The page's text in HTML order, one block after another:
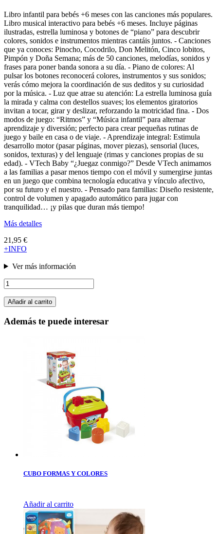
Libro infantil para bebés +6 meses con las canciones más populares.
Libro musical interactivo para bebés +6 meses. Incluye páginas
ilustradas, estrella luminosa y botones de “piano” para descubrir
colores, sonidos e instrumentos mientras cantáis juntos. - Canciones
que ya conoces: Pinocho, Cocodrilo, Don Melitón, Cinco lobitos,
Pimpón y Doña Semana; más de 50 canciones, melodías, sonidos y
frases para poner banda sonora a su día. - Piano de colores: Al
pulsar los botones reconocerá colores, instrumentos y sus sonidos;
verás cómo mejora la coordinación de sus deditos y su curiosidad
por la música. - Luz que atrae su atención: La estrella luminosa guía
la mirada y calma con destellos suaves; los elementos giratorios
invitan a tocar, girar y deslizar, reforzando la motricidad fina. - Dos
modos de juego: “Ritmos” y “Música infantil” para alternar
aprendizaje y diversión; perfecto para crear pequeñas rutinas de
juego y baile en casa o de viaje. - Aprendizaje integral: Estimula
desarrollo motor (pasar páginas, mover piezas), sensorial (luces,
sonidos, texturas) y del lenguaje (rimas y canciones propias de su
edad). - VTech Baby “¿Juegaz conmigo?” Desde VTech animamos
a las familias a pasar menos tiempo con el móvil y sumergirse juntas
en un juego que combina tecnología educativa y vínculo afectivo,
por su futuro y el nuestro. - Pensado para familias: Diseño resistente,
control de volumen y apagado automático para jugar con
tranquilidad… ¡y pilas que duran más tiempo!
Más detalles
21,95 €
+INFO
Ver más información
Añadir al carrito
Además te puede interesar
CUBO FORMAS Y COLORES
Añadir al carrito